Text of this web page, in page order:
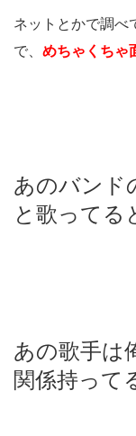
ネットとかで調べ
で、 めちゃくちゃ
あのバンド
と歌ってる
あの歌手は
関係持って